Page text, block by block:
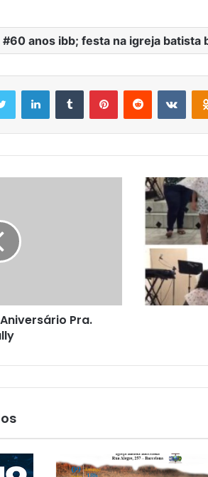
60 anos ibb; festa na igreja batista
Twitter LinkedinTumblr PinterestReddit VK
Pra.